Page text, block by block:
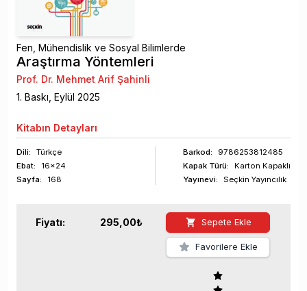
Fen, Mühendislik ve Sosyal Bilimlerde
Araştırma Yöntemleri
Prof. Dr. Mehmet Arif Şahinli
1. Baskı, Eylül 2025
Kitabın Detayları
Dili:
Türkçe
Ebat:
16x24
Sayfa: 168
Barkod:
9786253812485
Kapak Türü:
Karton Kapaklı
Yayınevi:
Seçkin Yayıncılık
Fiyatı: 295,00₺ Sepete Ekle
Favorilere Ekle